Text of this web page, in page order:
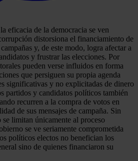
eficacia de la democracia se ven
distorsiona el financiamiento de
y, de este modo, logra afectar a
y frustrar las elecciones. Por
pueden verse influidos en forma
que persiguen su propia agenda
significativas y no explicitadas de dinero
partidos y candidatos políticos también
recurren a la compra de votos en
de sus mensajes de campaña. Sin
limitan únicamente al proceso
se ve seriamente comprometida
políticos electos no benefician los
sino de quienes financiaron su